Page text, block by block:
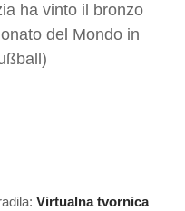
ha vinto il bronzo
del Mondo in
Virtualna tvornica